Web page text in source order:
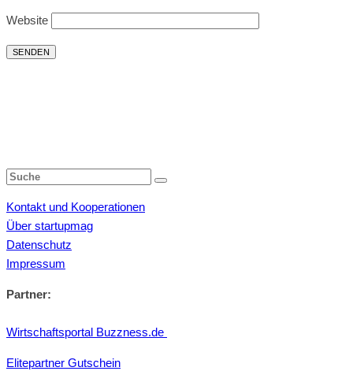
Website
Kontakt und Kooperationen
Über startupmag
Datenschutz
Impressum
Partner:
Wirtschaftsportal Buzzness.de
Elitepartner Gutschein